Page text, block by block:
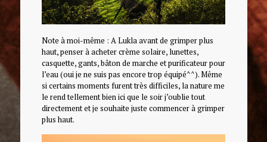
Note à moi-même : A Lukla avant de grimper plus
haut, penser à acheter crème solaire, lunettes,
casquette, gants, bâton de marche et purificateur pour
l’eau (oui je ne suis pas encore trop équipé^^). Même
si certains moments furent très difficiles, la nature me
le rend tellement bien ici que le soir j’oublie tout
directement et je souhaite juste commencer à grimper
plus haut.